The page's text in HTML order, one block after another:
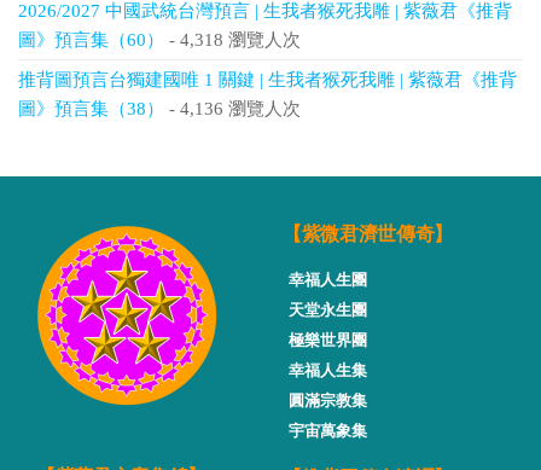
2026/2027 中國武統台灣預言 | 生我者猴死我雕 | 紫薇君《推背
圖》預言集（60）
- 4,318 瀏覽人次
推背圖預言台獨建國唯 1 關鍵 | 生我者猴死我雕 | 紫薇君《推背
圖》預言集（38）
- 4,136 瀏覽人次
【紫微君濟世傳奇】
幸福人生團
天堂永生團
極樂世界團
幸福人生集
圓滿宗教集
宇宙萬象集